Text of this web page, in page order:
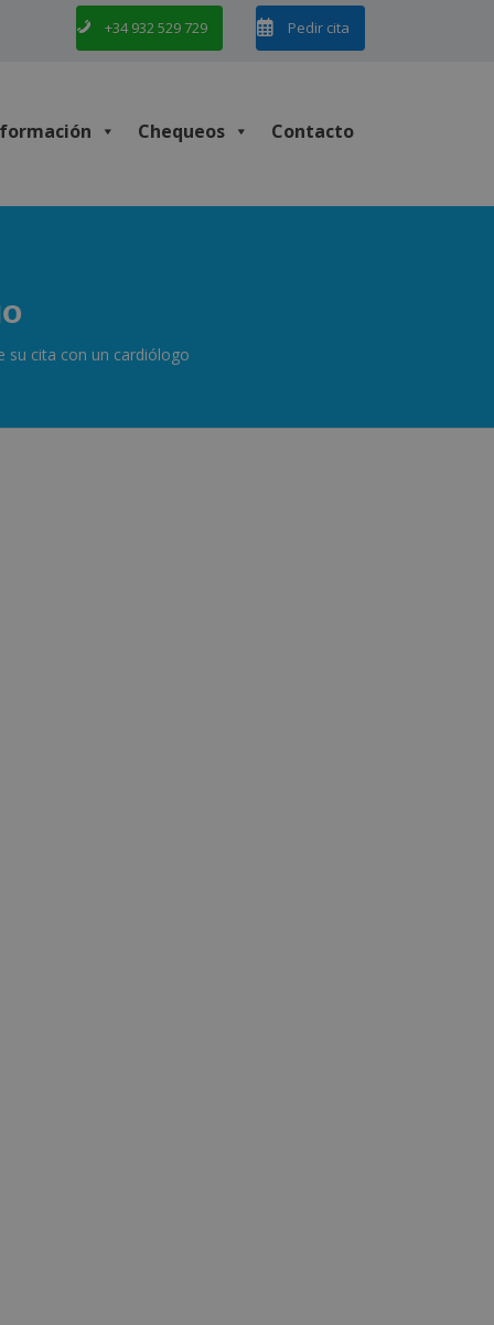
+34 932 529 729 Pedir cita
Chequeos Contacto
su cita con un cardiólogo